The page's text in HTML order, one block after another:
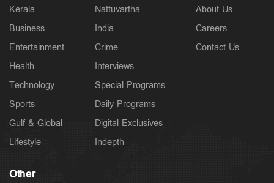
Kerala
Business
Entertainment
Health
Technology
Sports
Gulf & Global
Lifestyle
Nattuvartha
India
Crime
Interviews
Special Programs
Daily Programs
Digital Exclusives
Indepth
About Us
Careers
Contact Us
Other